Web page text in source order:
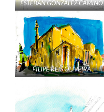
ESTEBAN GONZALEZ-CAMINO
FILIPE REIS OLIVEIRA